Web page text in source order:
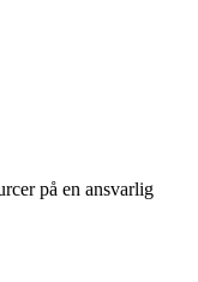
på en ansvarlig